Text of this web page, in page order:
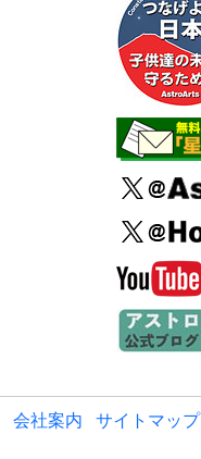
会社案内 サイトマップ